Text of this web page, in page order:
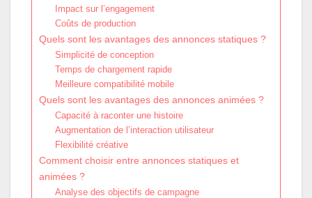
Impact sur l’engagement
Coûts de production
Quels sont les avantages des annonces statiques ?
Simplicité de conception
Temps de chargement rapide
Meilleure compatibilité mobile
Quels sont les avantages des annonces animées ?
Capacité à raconter une histoire
Augmentation de l’interaction utilisateur
Flexibilité créative
Comment choisir entre annonces statiques et
animées ?
Analyse des objectifs de campagne